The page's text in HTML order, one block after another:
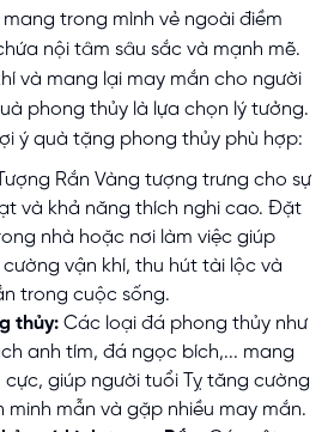
trong mình vẻ ngoài điềm
nội tâm sâu sắc và mạnh mẽ.
và mang lại may mắn cho người
phong thủy là lựa chọn lý tưởng.
ý quà tặng phong thủy phù hợp:
Tượng Rắn Vàng tượng trưng cho sự
và khả năng thích nghi cao. Đặt
nhà hoặc nơi làm việc giúp
vận khí, thu hút tài lộc và
trong cuộc sống.
thủy: Các loại đá phong thủy như
anh tím, đá ngọc bích,... mang
cực, giúp người tuổi Tỵ tăng cường
minh mẫn và gặp nhiều may mắn.